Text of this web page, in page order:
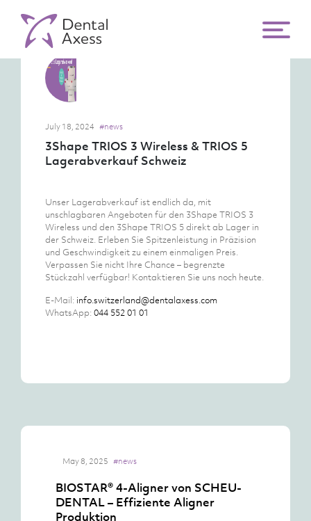
July 18, 2024 #news
3Shape TRIOS 3 Wireless & TRIOS 5
Lagerabverkauf Schweiz
Unser Lagerabverkauf ist endlich da, mit
unschlagbaren Angeboten für den 3Shape TRIOS 3
Wireless und den 3Shape TRIOS 5 direkt ab Lager in
der Schweiz. Erleben Sie Spitzenleistung in Präzision
und Geschwindigkeit zu einem einmaligen Preis.
Verpassen Sie nicht Ihre Chance – begrenzte
Stückzahl verfügbar! Kontaktieren Sie uns noch heute.
E-Mail: info.switzerland@dentalaxess.com
WhatsApp:044 552 01 01
May 8, 2025 #news
BIOSTAR® 4-Aligner von SCHEU-
DENTAL – Effiziente Aligner
Produktion